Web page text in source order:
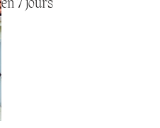
en 7 jours